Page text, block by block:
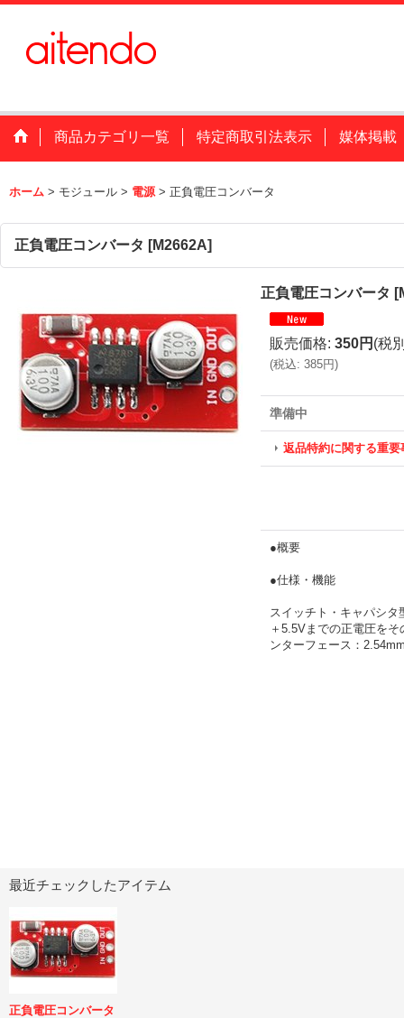
商品カテゴリ一覧 特定商取引法表示 媒体掲載
ホーム > モジュール > 電源 > 正負電圧コンバータ
正負電圧コンバータ [M2662A]
正負電圧コンバータ [
販売価格: 350円 (税
(税込: 385円)
準備中
返品特約に関する重要
●概要
●仕様・機能
スイッチト・キャパシタ
＋5.5Vまでの正電圧を
ンターフェース：
最近チェックしたアイテム
正負電圧コンバータ